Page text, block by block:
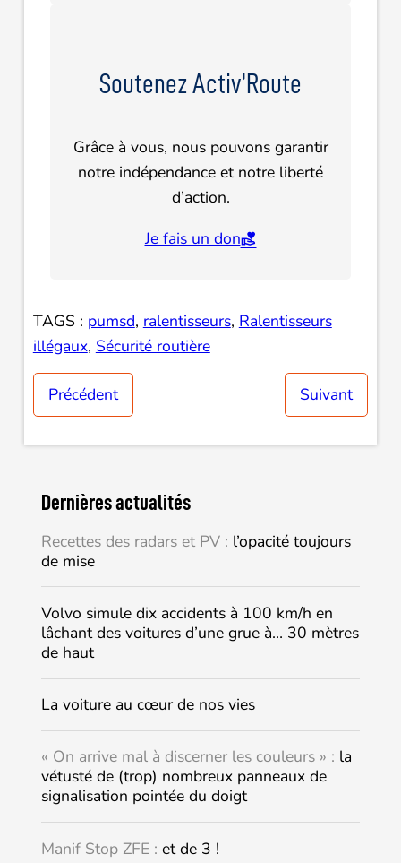
Soutenez Activ’Route
Grâce à vous, nous pouvons garantir
notre indépendance et notre liberté
d’action.
Je fais un don
TAGS : pumsd, ralentisseurs, Ralentisseurs
illégaux, Sécurité routière
Précédent Suivant
Dernières actualités
Recettes des radars et PV : l’opacité toujours
de mise
Volvo simule dix accidents à 100 km/h en
lâchant des voitures d’une grue à… 30 mètres
de haut
La voiture au cœur de nos vies
« On arrive mal à discerner les couleurs » : la
vétusté de (trop) nombreux panneaux de
signalisation pointée du doigt
Manif Stop ZFE : et de 3 !